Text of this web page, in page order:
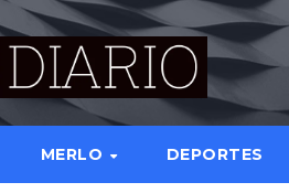
MERLO DEPORTES